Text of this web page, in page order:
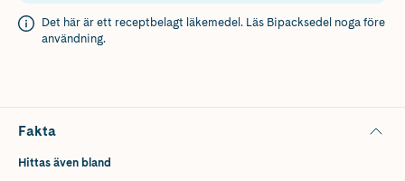
Det här är ett receptbelagt läkemedel. Läs Bipacksedel noga före
användning.
Fakta
Hittas även bland